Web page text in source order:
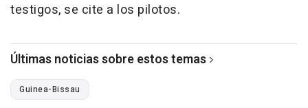
testigos, se cite a los pilotos.
Últimas noticias sobre estos temas
Guinea-Bissau